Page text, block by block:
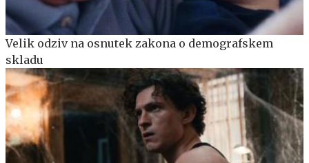
Velik odziv na osnutek zakona o demografskem
skladu